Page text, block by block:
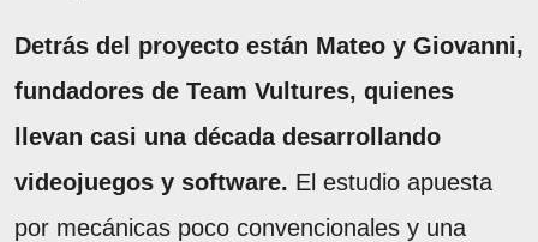
Detrás del proyecto están Mateo y Giovanni,
fundadores de Team Vultures, quienes
llevan casi una década desarrollando
videojuegos y software. El estudio apuesta
por mecánicas poco convencionales y una